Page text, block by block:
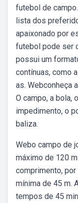
futebol de
lista dos
apaixonado por
futebol pode ser
possui um
contínuas, como
as. Webconheça
O campo, a bola,
impedimento, o
baliza.
Webo campo de
máximo de 120
comprimento, por
mínima de 45 m.
tempos de 45